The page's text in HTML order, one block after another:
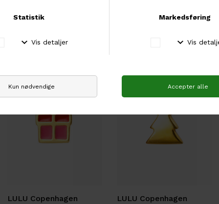
LULU Copenhagen LULU Copenhagen